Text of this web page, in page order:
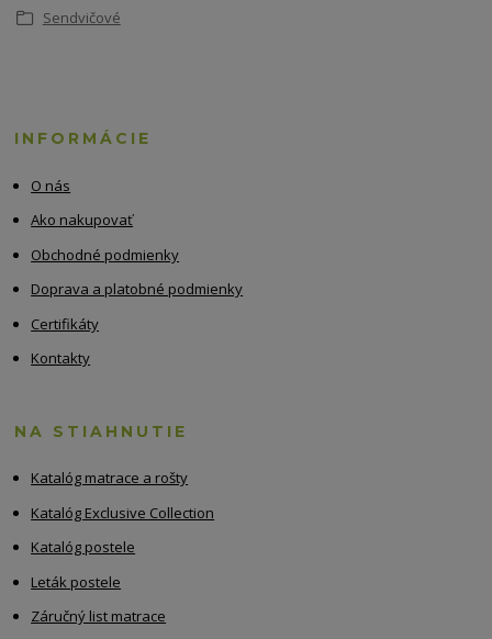
Sendvičové
INFORMÁCIE
O nás
Ako nakupovať
Obchodné podmienky
Doprava a platobné podmienky
Certifikáty
Kontakty
NA STIAHNUTIE
Katalóg matrace a rošty
Katalóg Exclusive Collection
Katalóg postele
Leták postele
Záručný list matrace